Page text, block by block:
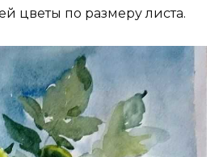
цветы по размеру листа.